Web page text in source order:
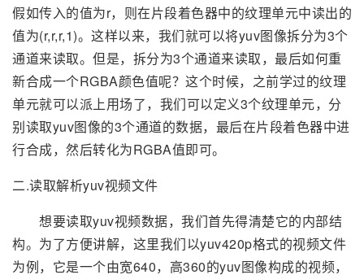
假如传入的值为r，则在片段着色器中的纹理单元中读出的
值为(r,r,r,1)。这样以来，我们就可以将yuv图像拆分为3个
通道来读取。但是，拆分为3个通道来读取，最后如何重
新合成一个RGBA颜色值呢？这个时候，之前学过的纹理
单元就可以派上用场了，我们可以定义3个纹理单元，分
别读取yuv图像的3个通道的数据，最后在片段着色器中进
行合成，然后转化为RGBA值即可。
二.读取解析yuv视频文件
想要读取yuv视频数据，我们首先得清楚它的内部结
构。为了方便讲解，这里我们以yuv420p格式的视频文件
为例，它是一个由宽640，高360的yuv图像构成的视频，